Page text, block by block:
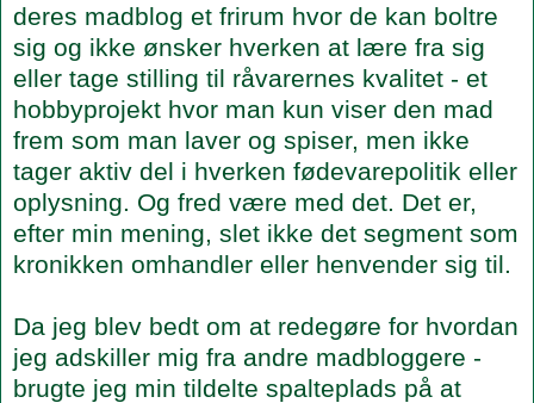
deres madblog et frirum hvor de kan boltre
sig og ikke ønsker hverken at lære fra sig
eller tage stilling til råvarernes kvalitet - et
hobbyprojekt hvor man kun viser den mad
frem som man laver og spiser, men ikke
tager aktiv del i hverken fødevarepolitik eller
oplysning. Og fred være med det. Det er,
efter min mening, slet ikke det segment som
kronikken omhandler eller henvender sig til.
Da jeg blev bedt om at redegøre for hvordan
jeg adskiller mig fra andre madbloggere -
brugte jeg min tildelte spalteplads på at